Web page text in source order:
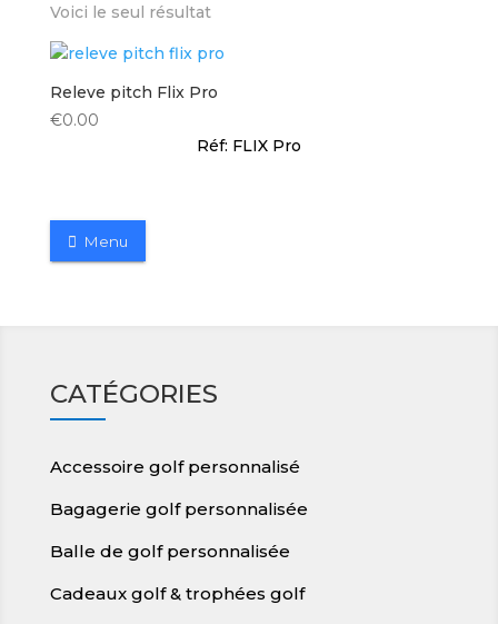
Voici le seul résultat
Releve pitch Flix Pro
€0.00
Réf: FLIX Pro
Menu
CATÉGORIES
Accessoire golf personnalisé
Bagagerie golf personnalisée
Balle de golf personnalisée
Cadeaux golf & trophées golf